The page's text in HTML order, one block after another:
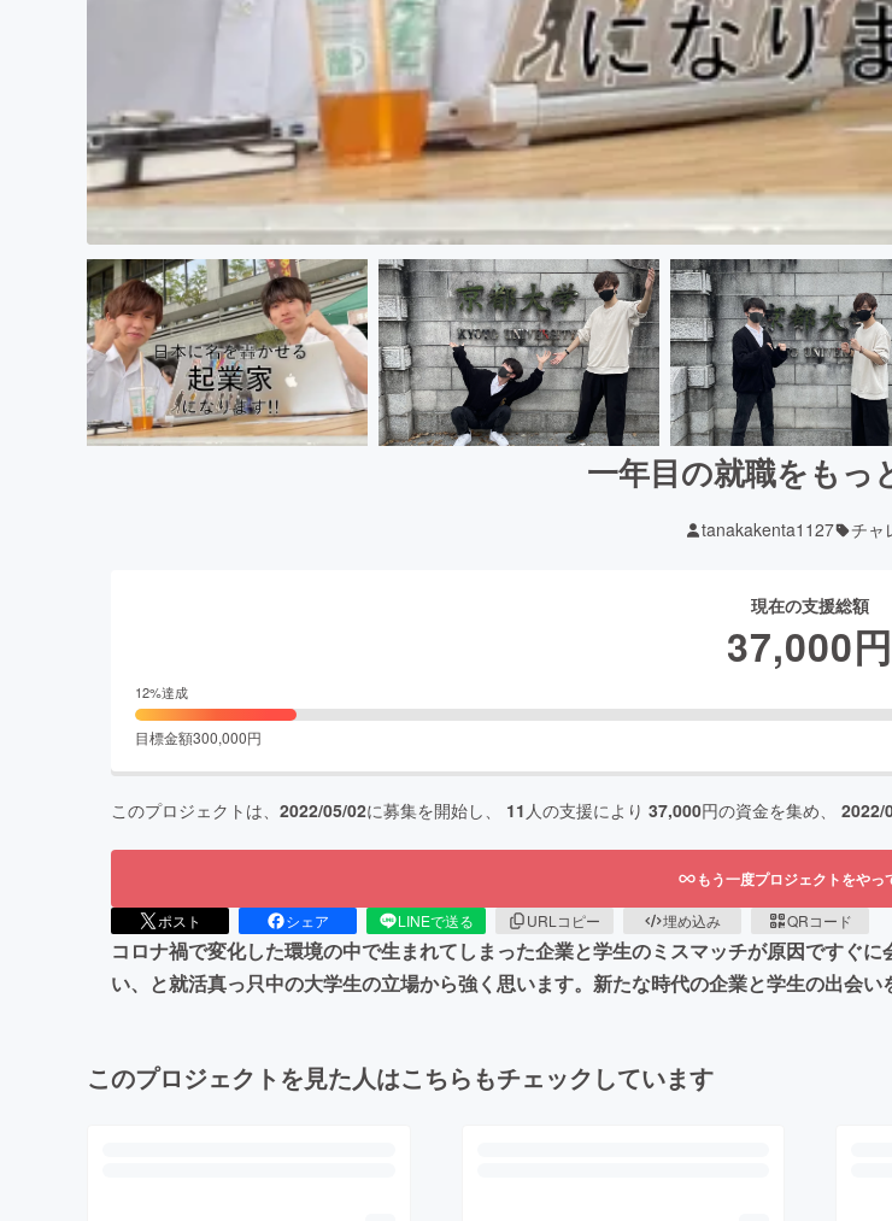
一年目の就職をもっ
tanakakenta1127 チャ
現在の支援総額
37,000円
12%達成
目標金額300,000円
このプロジェクトは、 2022/05/02に募集を開始し、 11 人の支援により 37,000円の資金を集め、 2022/
もう一度プロジェクトをやっ
ポスト シェア LINEで送る URLコピー 埋め込み QRコード
コロナ禍で変化した環境の中で生まれてしまった企業と学生のミスマッチが原因ですぐ
い、と就活真っ只中の大学生の立場から強く思います。新たな時代の企業と学生の出会い
このプロジェクトを見た人はこちらもチェックしています